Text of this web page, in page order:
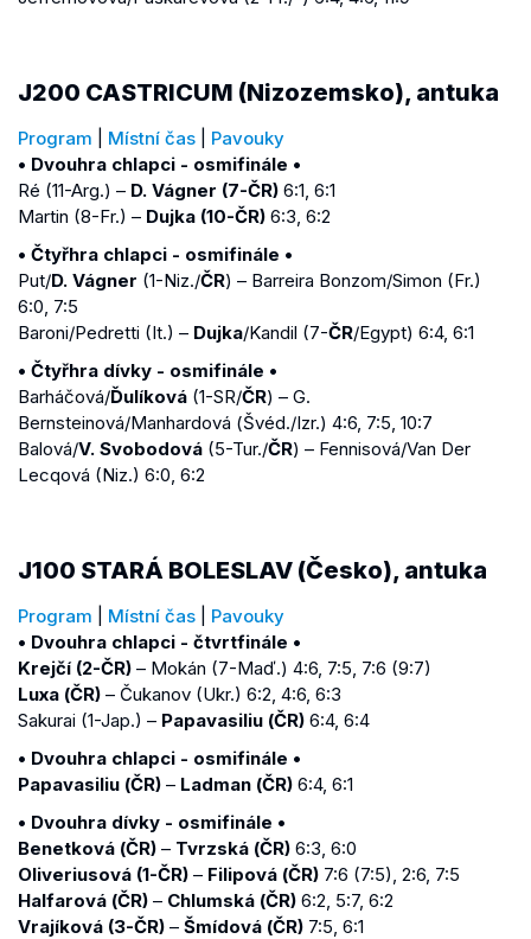
J200 CASTRICUM (Nizozemsko), antuka
Program Místní čas
Pavouky
• Dvouhra chlapci - osmifinále •
Ré (11-Arg.) – D. Vágner (7-ČR) 6:1, 6:1
Martin (8-Fr.) – Dujka (10-ČR) 6:3, 6:2
• Čtyřhra chlapci - osmifinále •
Put/D. Vágner (1-Niz./ČR) – Barreira Bonzom/Simon (Fr.)
6:0, 7:5
Baroni/Pedretti (It.) – Dujka/Kandil (7-ČR/Egypt) 6:4, 6:1
• Čtyřhra dívky - osmifinále •
Barháčová/Ďulíková (1-SR/ČR) – G.
Bernsteinová/Manhardová (Švéd./Izr.) 4:6, 7:5, 10:7
Balová/V. Svobodová (5-Tur./ČR) – Fennisová/Van Der
Lecqová (Niz.) 6:0, 6:2
J100 STARÁ BOLESLAV (Česko), antuka
Program Místní čas
Pavouky
• Dvouhra chlapci - čtvrtfinále •
Krejčí (2-ČR) – Mokán (7-Maď.) 4:6, 7:5, 7:6 (9:7)
Luxa (ČR) – Čukanov (Ukr.) 6:2, 4:6, 6:3
Sakurai (1-Jap.) – Papavasiliu (ČR) 6:4, 6:4
• Dvouhra chlapci - osmifinále •
Papavasiliu (ČR) – Ladman (ČR) 6:4, 6:1
• Dvouhra dívky - osmifinále •
Benetková (ČR) – Tvrzská (ČR) 6:3, 6:0
Oliveriusová (1-ČR) – Filipová (ČR) 7:6 (7:5), 2:6, 7:5
Halfarová (ČR) – Chlumská (ČR) 6:2, 5:7, 6:2
Vrajíková (3-ČR) – Šmídová (ČR) 7:5, 6:1